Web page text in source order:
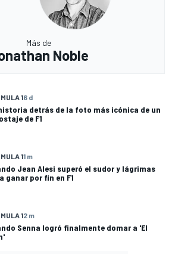
Más de
Noble
16 d
detrás de la foto más icónica de un
de F1
11 m
Jean Alesi superó el sudor y lágrimas
ganar por fin en F1
12 m
Senna logró finalmente domar a 'El